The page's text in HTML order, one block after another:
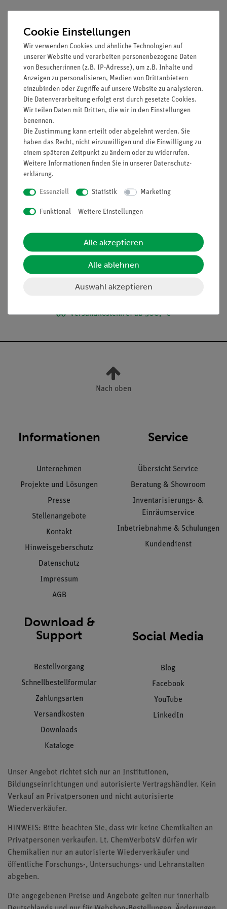
Schutzleiter Gefahren abwenden kann, die durch Spannungen
an Gehäusen elektrischer Geräte hervorgerufen werden
können.
Vorteile
Keine zusätzlichen Kabelverbindungen zwischen den
Bausteinen nötig - übersichtlicherer und schnellerer
Aufbau
Kontaktsicherheit durch puzzelartig verzahnbare
Bausteine
Hartvergoldete, korrosionsbeständige Kontakte
Doppelter Lernerfolg: Elektrischer Schaltplan auf der
Lieferumfang
Media / Downloads
Versandkostenfrei ab 300,- €
Nach oben
Informationen
Unternehmen
Projekte und Lösungen
Presse
Stellenangebote
Kontakt
Hinweisgeberschutz
Datenschutz
Impressum
AGB
Service
Übersicht Service
Beratung & Showroom
Inventarisierungs- &
Einräumservice
Inbetriebnahme & Schulungen
Kundendienst
Download &
Support
Bestellvorgang
Schnellbestellformular
Zahlungsarten
Versandkosten
Downloads
Kataloge
Social Media
Blog
Facebook
YouTube
LinkedIn
Unser Angebot richtet sich nur an Institutionen,
Bildungseinrichtungen und autorisierte Vertragshändler. Kein
Verkauf an Privatpersonen und nicht autorisierte
Wiederverkäufer.
HINWEIS: Bitte beachten Sie, dass wir keine Chemikalien an
Privatpersonen verkaufen. Lt. ChemVerbotsV dürfen wir
Chemikalien nur an autorisierte Wiederverkäufer und
öffentliche Forschungs-, Untersuchungs- und Lehranstalten
abgeben.
Die angegebenen Preise und Angebote gelten nur innerhalb
Cookie Einstellungen
Wir verwenden Cookies und ähnliche Technologien auf
unserer Website und verarbeiten personenbezogene Daten
von Besucher:innen (z.B. IP-Adresse), um z.B. Inhalte und
Anzeigen zu personalisieren, Medien von Drittanbietern
einzubinden oder Zugriffe auf unsere Website zu analysieren.
Die Datenverarbeitung erfolgt erst durch gesetzte Cookies.
Wir teilen Daten mit Dritten, die wir in den Einstellungen
benennen.
Die Zustimmung kann erteilt oder abgelehnt werden. Sie
haben das Recht, nicht einzuwilligen und die Einwilligung zu
einem späteren Zeitpunkt zu ändern oder zu widerrufen.
Weitere Informationen finden Sie in unserer Daten­schutz­
erklärung.
Essenziell Statistik Marketing
Funktional Weitere Einstellungen
Alle akzeptieren
Alle ablehnen
Auswahl akzeptieren